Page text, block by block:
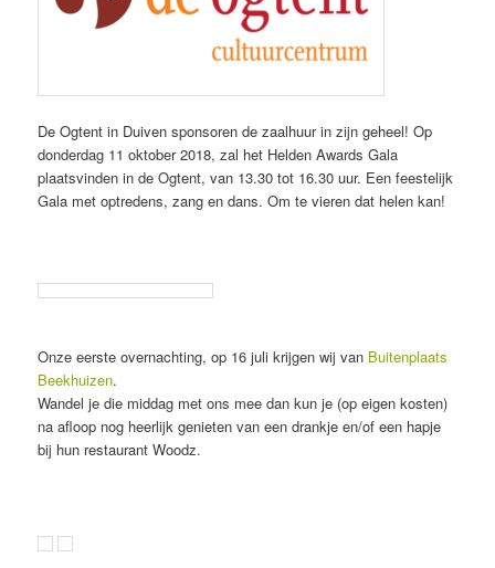
De Ogtent in Duiven sponsoren de zaalhuur in zijn geheel! Op
donderdag 11 oktober 2018, zal het Helden Awards Gala
plaatsvinden in de Ogtent, van 13.30 tot 16.30 uur. Een feestelijk
Gala met optredens, zang en dans. Om te vieren dat helen kan!
Onze eerste overnachting, op 16 juli krijgen wij van Buitenplaats
Beekhuizen.
Wandel je die middag met ons mee dan kun je (op eigen kosten)
na afloop nog heerlijk genieten van een drankje en/of een hapje
bij hun restaurant Woodz.